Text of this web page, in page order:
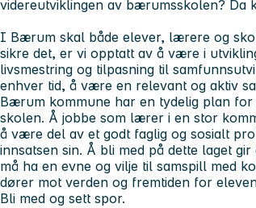
videreutviklingen av bærumsskolen? Da
I Bærum skal både elever, lærere og
sikre det, er vi opptatt av å være i
livsmestring og tilpasning til
enhver tid, å være en relevant og aktiv
Bærum kommune har en tydelig plan
skolen. Å jobbe som lærer i en stor
å være del av et godt faglig og sosialt
innsatsen sin. Å bli med på dette laget
må ha en evne og vilje til samspill med
dører mot verden og fremtiden for
Bli med og sett spor.